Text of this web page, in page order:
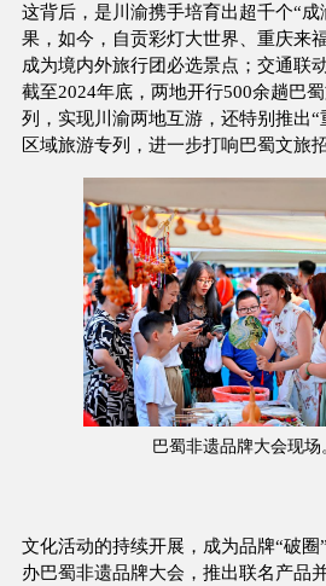
这背后，是川渝携手培育出超千个“
果，如今，自贡彩灯大世界、重庆来
成为境内外旅行团必选景点；交通联
截至2024年底，两地开行500余趟巴
列，实现川渝两地互游，还特别推出
区域旅游专列，进一步打响巴蜀文旅招
巴蜀非遗品牌大会现场
文化活动的持续开展，成为品牌“破
办巴蜀非遗品牌大会，推出联名产品